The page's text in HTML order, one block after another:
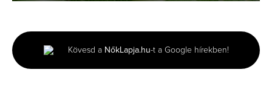
minute,
54
seconds
Kövesd a NőkLapja.hu-t a Google hírekben!